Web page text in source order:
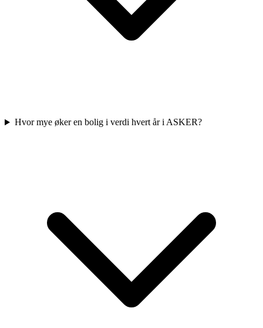
Hvor mye øker en bolig i verdi hvert år i ASKER?